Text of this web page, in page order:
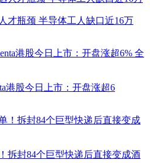
才瓶颈 半导体工人缺口近16万
港股今日上市：开盘涨超6
拆封84个巨型快递后直接变成酒